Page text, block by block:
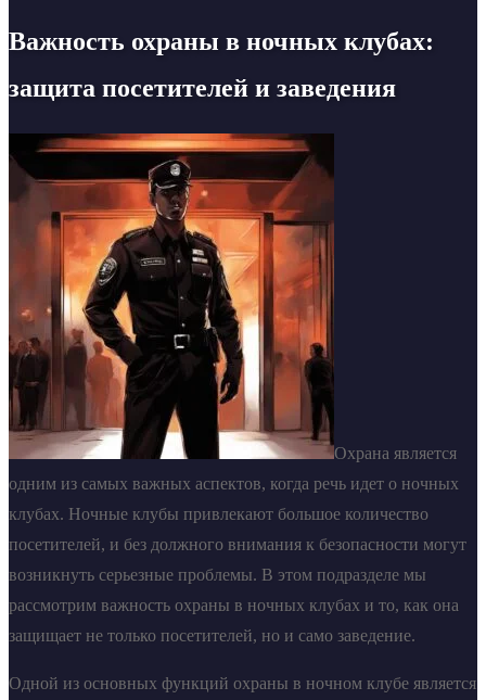
Важность охраны в ночных клубах:
защита посетителей и заведения
Охрана является
одним из самых важных аспектов, когда речь идет о ночных
клубах. Ночные клубы привлекают большое количество
посетителей, и без должного внимания к безопасности могут
возникнуть серьезные проблемы. В этом подразделе мы
рассмотрим важность охраны в ночных клубах и то, как она
защищает не только посетителей, но и само заведение.
Одной из основных функций охраны в ночном клубе является